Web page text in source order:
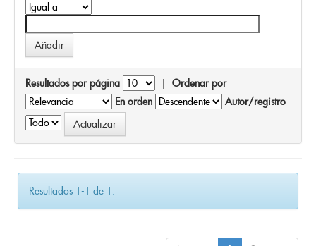
Resultados por página | Ordenar por
En orden
Autor/registro
Resultados 1-1 de 1.